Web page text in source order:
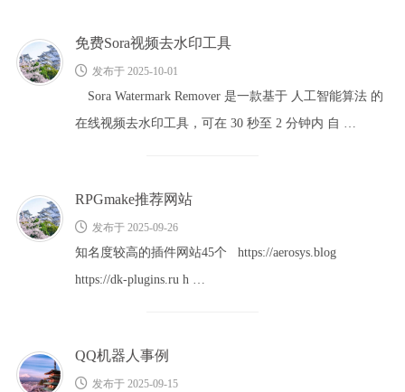
免费Sora视频去水印工具
发布于 2025-10-01
Sora Watermark Remover 是一款基于 人工智能算法 的
在线视频去水印工具，可在 30 秒至 2 分钟内 自 …
RPGmake推荐网站
发布于 2025-09-26
知名度较高的插件网站45个 https://aerosys.blog
https://dk-plugins.ru h …
QQ机器人事例
发布于 2025-09-15